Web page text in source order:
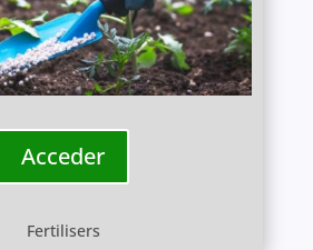
Acceder
Fertilisers